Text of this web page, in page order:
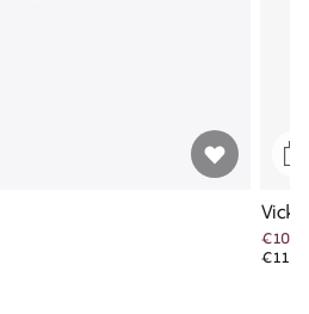
€10.75
€11.95